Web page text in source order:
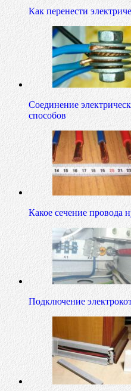
Как перенести
Соединение
способов
Какое сечение провода
Подключение